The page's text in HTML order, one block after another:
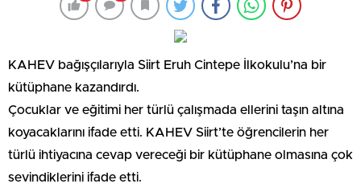
KAHEV bağışçılarıyla Siirt Eruh Cintepe İlkokulu’na bir
kütüphane kazandırdı.
Çocuklar ve eğitimi her türlü çalışmada ellerini taşın altına
koyacaklarını ifade etti. KAHEV Siirt’te öğrencilerin her
türlü ihtiyacına cevap vereceği bir kütüphane olmasına çok
sevindiklerini ifade etti.